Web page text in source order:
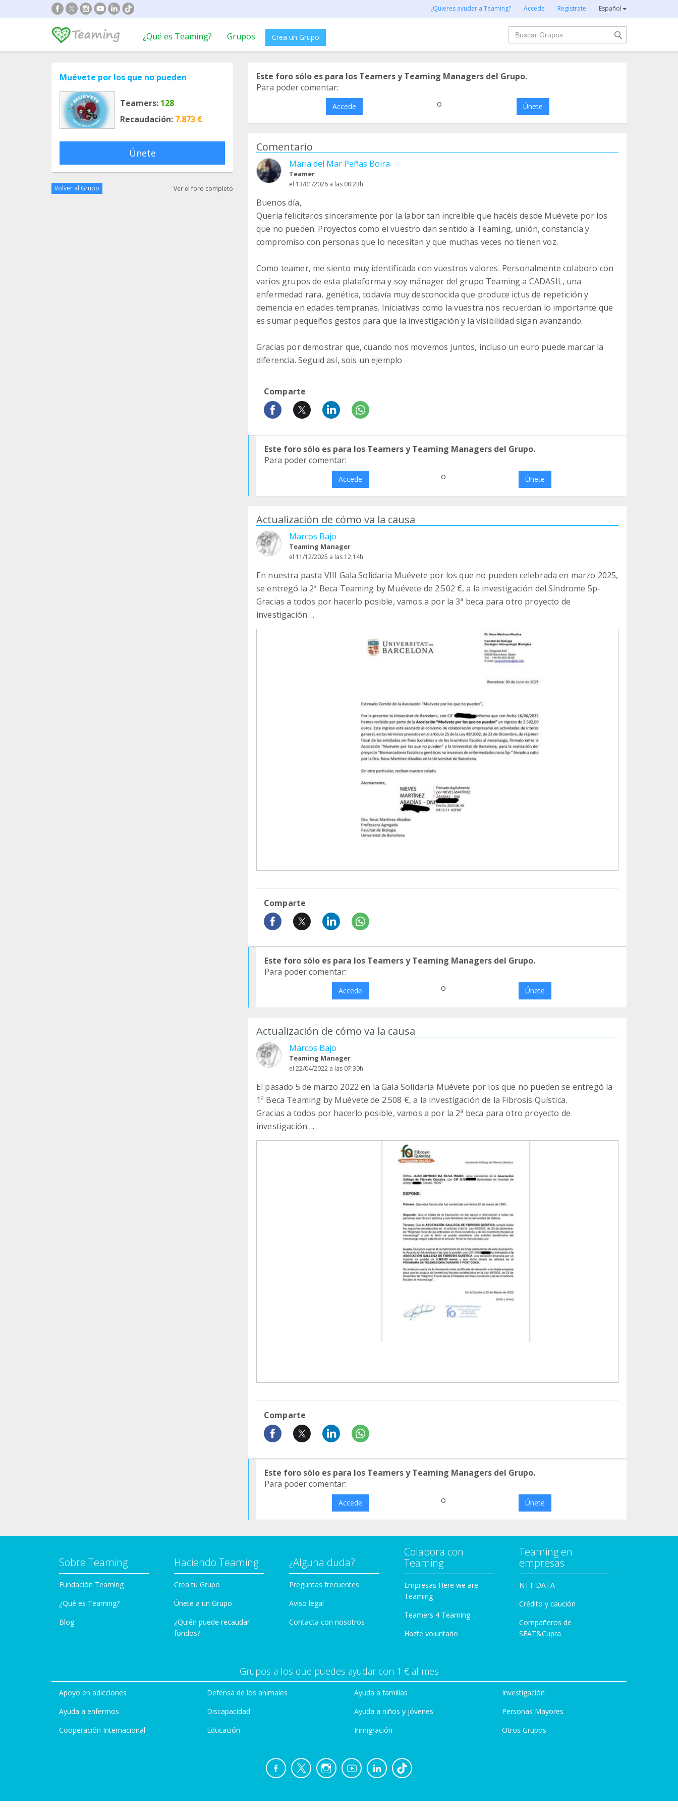
¿Quieres ayudar a Teaming? Accede Regístrate Español
¿Qué es Teaming? Grupos Crea un Grupo
Buscar
Muévete por los que no pueden
Teamers: 128
Recaudación: 7.873 €
Únete
Volver al Grupo Ver el foro completo
Este foro sólo es para los Teamers y Teaming Managers del Grupo.
Para poder comentar:
Accede o Únete
Comentario
Maria del Mar Peñas Boira
Teamer
el 13/01/2026 a las 08:23h
Buenos día,
Quería felicitaros sinceramente por la labor tan increíble que hacéis desde Muévete por los
que no pueden. Proyectos como el vuestro dan sentido a Teaming, unión, constancia y
compromiso con personas que lo necesitan y que muchas veces no tienen voz.
Como teamer, me siento muy identificada con vuestros valores. Personalmente colaboro con
varios grupos de esta plataforma y soy mánager del grupo Teaming a CADASIL, una
enfermedad rara, genética, todavía muy desconocida que produce ictus de repetición y
demencia en edades tempranas. Iniciativas como la vuestra nos recuerdan lo importante que
es sumar pequeños gestos para que la investigación y la visibilidad sigan avanzando.
Gracias por demostrar que, cuando nos movemos juntos, incluso un euro puede marcar la
diferencia. Seguid así, sois un ejemplo
Comparte
Este foro sólo es para los Teamers y Teaming Managers del Grupo.
Para poder comentar:
Accede o Únete
Actualización de cómo va la causa
Marcos Bajo
Teaming Manager
el 11/12/2025 a las 12:14h
En nuestra pasta VIII Gala Solidaria Muévete por los que no pueden celebrada en marzo 2025,
se entregó la 2ª Beca Teaming by Muévete de 2.502 €, a la investigación del Síndrome 5p-
Gracias a todos por hacerlo posible, vamos a por la 3ª beca para otro proyecto de
investigación….
Comparte
Este foro sólo es para los Teamers y Teaming Managers del Grupo.
Para poder comentar:
Accede o Únete
Actualización de cómo va la causa
Marcos Bajo
Teaming Manager
el 22/04/2022 a las 07:30h
El pasado 5 de marzo 2022 en la Gala Solidaria Muévete por los que no pueden se entregó la
1ª Beca Teaming by Muévete de 2.508 €, a la investigación de la Fibrosis Quística.
Gracias a todos por hacerlo posible, vamos a por la 2ª beca para otro proyecto de
investigación….
Comparte
Este foro sólo es para los Teamers y Teaming Managers del Grupo.
Para poder comentar:
Accede o Únete
Sobre Teaming
Fundación Teaming
¿Qué es Teaming?
Blog
Haciendo Teaming
Crea tu Grupo
Únete a un Grupo
¿Quién puede recaudar
fondos?
¿Alguna duda?
Preguntas frecuentes
Aviso legal
Contacta con nosotros
Colabora con
Teaming
Empresas Here we are
Teaming
Teamers 4 Teaming
Hazte voluntario
Teaming en
empresas
NTT DATA
Crédito y caución
Compañeros de
SEAT&Cupra
Grupos a los que puedes ayudar con 1 € al mes
Apoyo en adicciones
Ayuda a enfermos
Cooperación Internacional
Defensa de los animales
Discapacidad
Educación
Ayuda a familias
Ayuda a niños y jóvenes
Inmigración
Investigación
Personas Mayores
Otros Grupos